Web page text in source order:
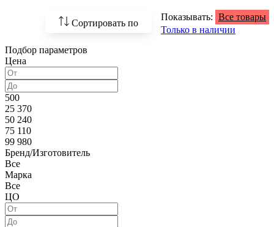
Сортировать по
По возрастанию
По популярности
Показывать: Все товары
Только в наличии
Подбор параметров
Цена
500
25 370
50 240
75 110
99 980
Бренд/Изготовитель
Все
Марка
Все
ЦО